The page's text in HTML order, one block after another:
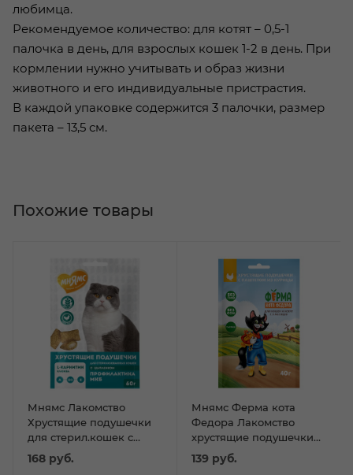
любимца.
Рекомендуемое количество: для котят – 0,5-1
палочка в день, для взрослых кошек 1-2 в день. При
кормлении нужно учитывать и образ жизни
животного и его индивидуальные пристрастия.
В каждой упаковке содержится 3 палочки, размер
пакета – 13,5 см.
Мнямс Лакомство
Хрустящие подушечки
для стерил.кошек с
цыпленком и клюквой
"Профилактика МКБ"
168 руб.
Мнямс Ферма кота
Федора Лакомство
хрустящие подушечки
для кошек и котят с
паштетом из курицей
139 руб.
Похожие товары